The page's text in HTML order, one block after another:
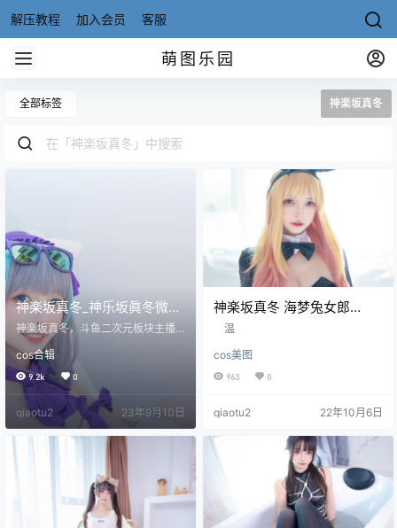
解压教程 加入会员 客服
萌图乐园
全部标签 神楽坂真冬
神楽坂真冬_神乐坂眞冬微博
coser全部作品[写真合
集]234套 [持续更新]
神楽坂真冬，斗鱼二次元板块主播
（已停播），名字像岛国人，其实
是99年的中国妹子，外表有着一副
天真无邪的萝莉脸，混COS圈子，C
osplay打扮相当性感美丽诱人。 她
自称14岁开始拍写真，随着名气增
大，作品尺度也.
cos合辑
9.2k 0
qiaotu2 23年9月10日
神楽坂真冬 海梦兔女郎
[75P-155MB]
温
cos美图
963 0
qiaotu2 22年10月6日